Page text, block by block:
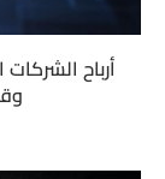
أرباح